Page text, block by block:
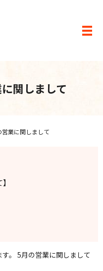
メ
関しまして
業に関しまして
。 5月の営業に関しまして